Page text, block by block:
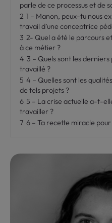
parle de ce processus et de
2 1 – Manon, peux-tu nous
travail d’une conceptrice
3 2- Quel a été le parcours
à ce métier ?
4 3 – Quels sont les
travaillé ?
5 4 – Quelles sont les
de tels projets ?
6 5 – La crise actuelle a-t-
travailler ?
7 6 – Ta recette miracle